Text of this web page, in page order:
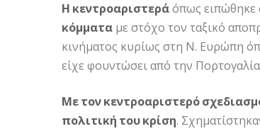
Η κεντροαριστεράόπως
κόμματα με στόχο τον ταξικό
κινήματος κυρίως στη Ν. Ευρώπη
είχε φουντώσει από την
Με τον κεντροαριστερό
πολιτική του κρίση.